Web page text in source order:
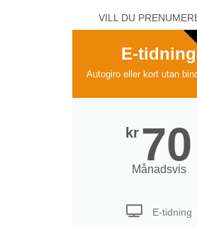
VILL DU
E-tidning
Autogiro eller kort utan
kr 70
Månadsvis
E-tidning